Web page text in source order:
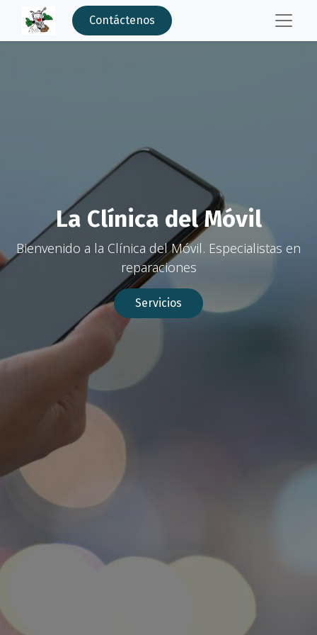
Contáctenos
La Clínica del Móvil
Bienvenido a la Clínica del Móvil. Especialistas en
reparaciones
Servicios